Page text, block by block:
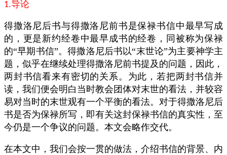
1.导论
得撒洛尼后书与得撒洛尼前书是保禄书信中最早写成
的，更是新约经卷中最早成书的经卷，同被称为保禄
的“早期书信”。得撒洛尼后书以“末世论”为主要神学主
题，似乎在继续处理得撒洛尼前书提及的问题，因此，
两封书信看来有密切的关系。为此，若把两封书信并
读，我们便会明白当时教会团体对末世的看法，并较容
易对当时的末世观有一个平衡的看法。 对于得撒洛尼后
书是否为保禄所写，即有关这封保禄书信的真实性，至
今仍是一个争议的问题。本文会略作交代。
在本文中，我们会按一贯的做法，介绍书信的背景、内